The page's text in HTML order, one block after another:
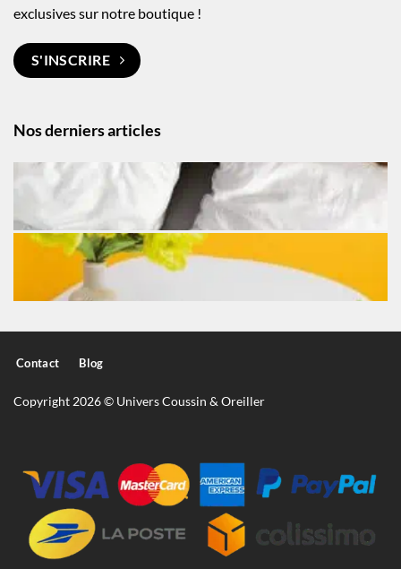
Nos derniers articles
exclusives sur notre boutique !
S'INSCRIRE
Contact Blog
Copyright 2026 © Univers Coussin & Oreiller